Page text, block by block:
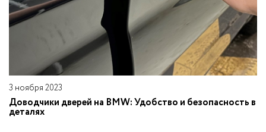
3 ноября 2023
Доводчики дверей на BMW: Удобство и безопасность в
деталях